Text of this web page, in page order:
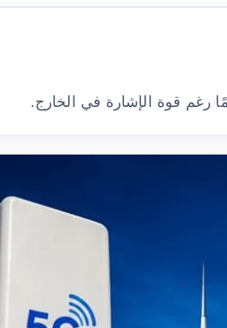
رغم قوة الإشارة في الخارج.